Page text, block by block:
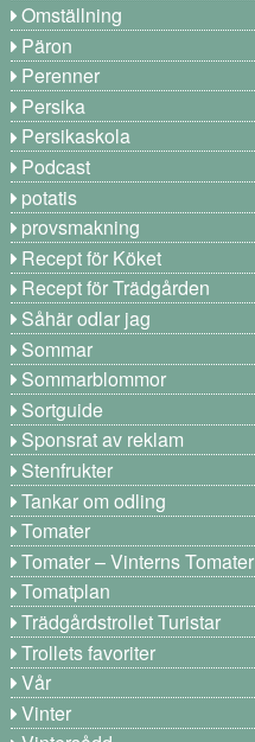
Omställning
Päron
Perenner
Persika
Persikaskola
Podcast
potatis
provsmakning
Recept för Köket
Recept för Trädgården
Såhär odlar jag
Sommar
Sommarblommor
Sortguide
Sponsrat av reklam
Stenfrukter
Tankar om odling
Tomater
Tomater – Vinterns Tomater
Tomatplan
Trädgårdstrollet Turistar
Trollets favoriter
Vår
Vinter